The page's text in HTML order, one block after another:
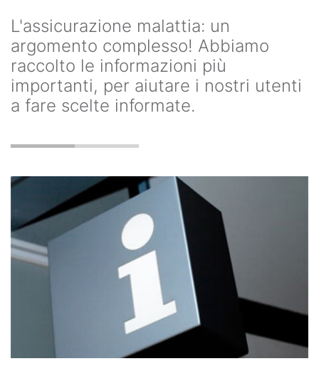
L'assicurazione malattia: un
argomento complesso! Abbiamo
raccolto le informazioni più
importanti, per aiutare i nostri utenti
a fare scelte informate.